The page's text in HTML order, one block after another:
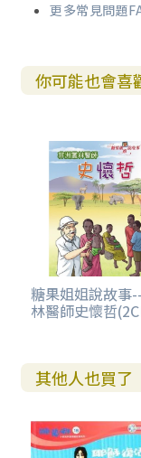
更多常見問題
你可能也會喜
糖果姐姐說故事
林醫師史懷哲
其他人也買了